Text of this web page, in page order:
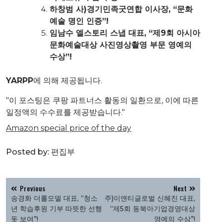
하창범 사)경기민족굿연합 이사장, “문화
예술 명인 인증”!
임남수 엘스토리 스냅 대표, “제9회 아시아
문화예술대상 사진영상촬영 부문 영예의
수상”!
YARPP에 의해 제공됩니다.
"이 포스팅은 쿠팡 파트너스 활동의 일환으로, 이에 따른
일정액의 수수료를 제공받습니다."
Amazon special price of the day
Posted by: 편집부
글
탐
색
Previous
송경화 더롤모델 대표, “청소
년 학습후원 기부 따뜻한 선행
돗 보여”!
Next
주)이앤티글로벌 신혜진 대표,
“제5회 동북아기업경영대상
영예의 수상”!